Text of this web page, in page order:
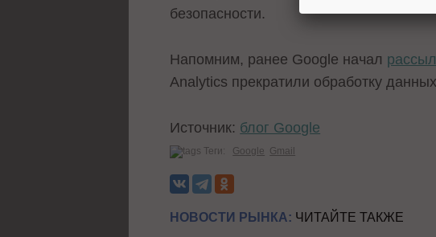
безопасности.
Напомним, ранее Google начал
Analytics прекратили обработку
Источник: блог Google
Теги: Google Gmail
НОВОСТИ РЫНКА: ЧИТАЙТЕ ТАКЖЕ